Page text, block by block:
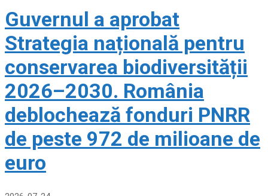
Guvernul a aprobat
Strategia națională pentru
conservarea biodiversității
2026–2030. România
deblochează fonduri PNRR
de peste 972 de milioane de
euro